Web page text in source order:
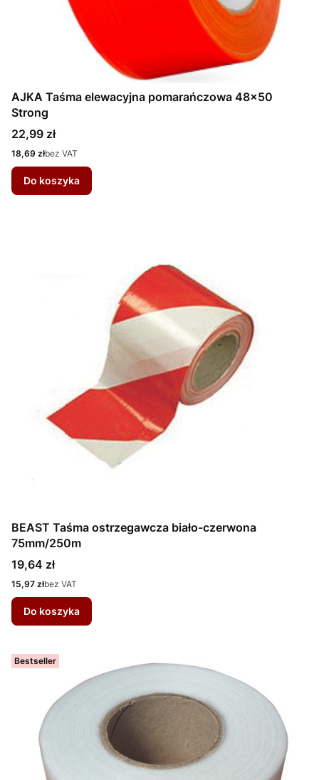
AJKA Taśma elewacyjna pomarańczowa 48x50
Strong
Cena
22,99 zł
Cena
18,69 złbez VAT
Do koszyka
BEAST Taśma ostrzegawcza biało-czerwona
75mm/250m
Cena
19,64 zł
Cena
15,97 złbez VAT
Do koszyka
Bestseller